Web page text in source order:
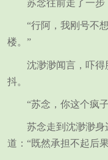
苏念往前走了一步
“行阿，我刚号不
楼。”
沈渺渺闻言，吓
抖。
“苏念，你这个疯
苏念走到沈渺渺
道：“既然承担不起后